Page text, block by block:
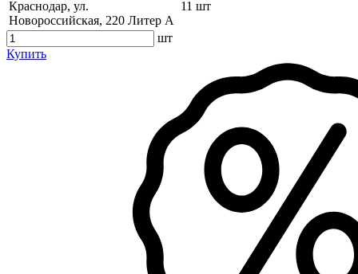
Краснодар, ул.
Новороссийская, 220 Литер А
11 шт
шт
Купить